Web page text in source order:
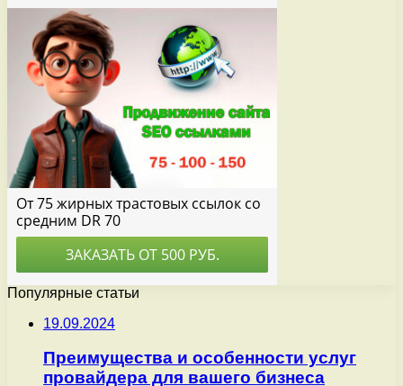
Популярные статьи
19.09.2024
Преимущества и особенности услуг
провайдера для вашего бизнеса